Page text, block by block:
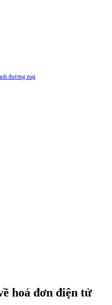
thương mại
hoá đơn điện tử